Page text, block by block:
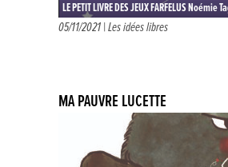
LE PETIT LIVRE DES JEUX FARFELUS Noémie
…
05/11/2021 |Les idées libres
MA PAUVRE LUCETTE